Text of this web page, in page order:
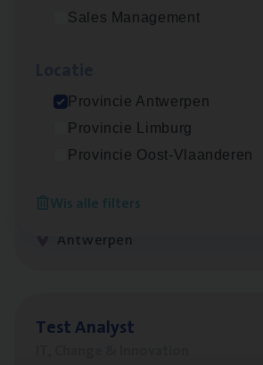
Sales Management
Provincie Antwerpen
Provincie Limburg
Provincie Oost-Vlaanderen
Wis alle filters
(Agi­le)IT Pro­ject Manager
Cus­to­mer Care Expert
Customer Services
Antwerpen
Test Ana­lyst